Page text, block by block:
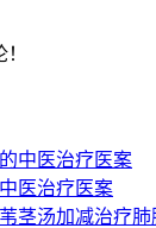
中医治疗医案
医治疗医案
茎汤加减治疗肺